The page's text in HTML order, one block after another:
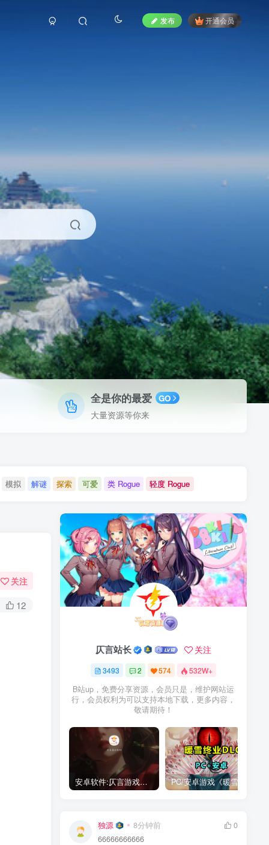
发布 开通会员
全是你的最爱 GO
大量资源等你来
模拟 解谜 探索 可爱 类 Rogue 轻度 Rogue
关注
12
仄言站长 关注
3493 2 574 532W+
B站up，免费分享资源，会员只是，维护网站运
行，会员权利为可以支持本地下载，更多内容，
敬请期待！
安卓软件:仄言游戏库4.0APP全新上架了！没有下的赶紧下载呀！
独源 8分钟前
0
66666666666